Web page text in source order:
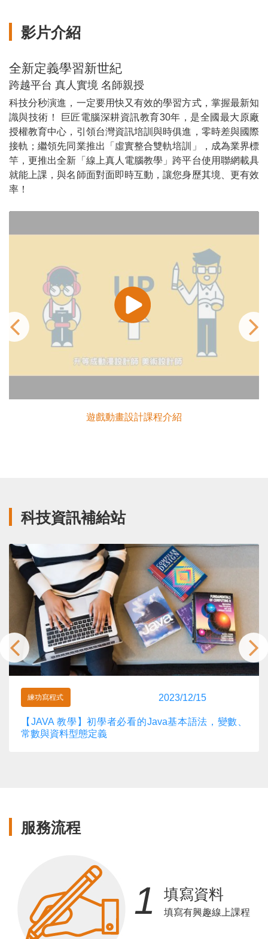
影片介紹
全新定義學習新世紀
跨越平台 真人實境 名師親授
科技分秒演進，一定要用快又有效的學習方式，掌握最新知
識與技術！ 巨匠電腦深耕資訊教育30年，是全國最大原廠
授權教育中心，引領台灣資訊培訓與時俱進，零時差與國際
接軌；繼領先同業推出「虛實整合雙軌培訓」，成為業界標
竿，更推出全新「線上真人電腦教學」跨平台使用聯網載具
就能上課，與名師面對面即時互動，讓您身歷其境、更有效
率！
遊戲動畫設計課程介紹
科技資訊補給站
練功寫程式 2023/12/15
【JAVA 教學】初學者必看的Java基本語法，變數、
常數與資料型態定義
服務流程
1 填寫資料
填寫有興趣線上課程